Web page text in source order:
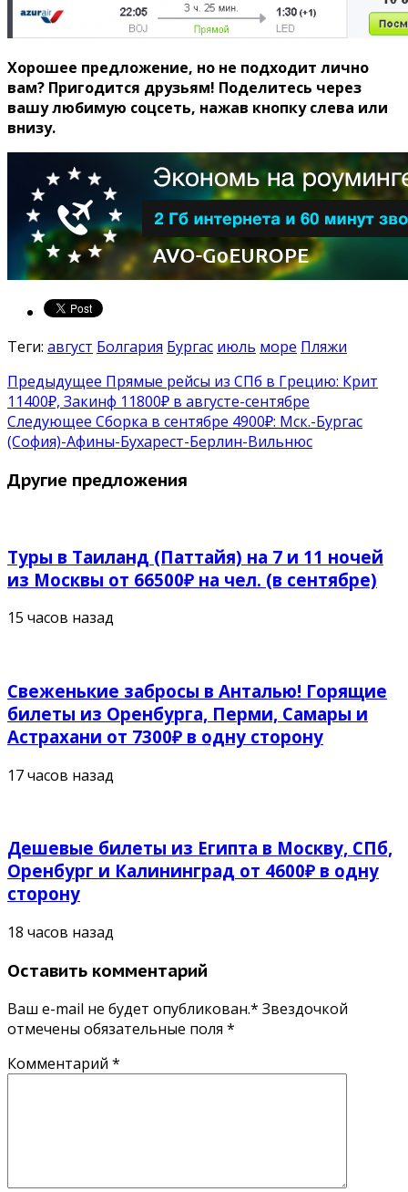
Хорошее предложение, но не подходит лично
вам? Пригодится друзьям! Поделитесь через
вашу любимую соцсеть, нажав кнопку слева или
внизу.
Теги: август Болгария Бургас июль море Пляжи
Предыдущее Прямые рейсы из СПб в Грецию: Крит
11400₽, Закинф 11800₽ в августе-сентябре
Следующее Сборка в сентябре 4900₽: Мск.-Бургас
(София)-Афины-Бухарест-Берлин-Вильнюс
Другие предложения
Туры в Таиланд (Паттайя) на 7 и 11 ночей
из Москвы от 66500₽ на чел. (в сентябре)
15 часов назад
Свеженькие забросы в Анталью! Горящие
билеты из Оренбурга, Перми, Самары и
Астрахани от 7300₽ в одну сторону
17 часов назад
Дешевые билеты из Египта в Москву, СПб,
Оренбург и Калининград от 4600₽ в одну
сторону
18 часов назад
Оставить комментарий
Ваш e-mail не будет опубликован.* Звездочкой
отмечены обязательные поля *
Комментарий *